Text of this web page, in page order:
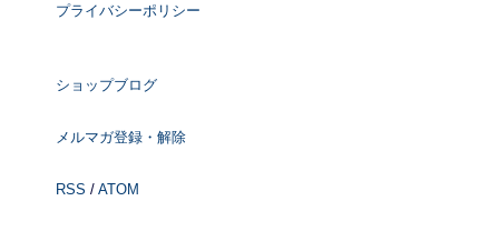
プライバシーポリシー
ショップブログ
メルマガ登録・解除
RSS / ATOM